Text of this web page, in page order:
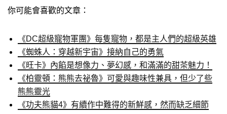
你可能會喜歡的文章：
《DC超級寵物軍團》每隻寵物，都是主人們的超級英雄
《蜘蛛人：穿越新宇宙》接納自己的勇氣
《旺卡》內餡是想像力、夢幻感，和滿滿的甜茶魅力！
《柏靈頓：熊熊去祕魯》可愛與趣味性兼具，但少了些
熊熊靈光
《功夫熊貓4》有續作中難得的新鮮感，然而缺乏細節